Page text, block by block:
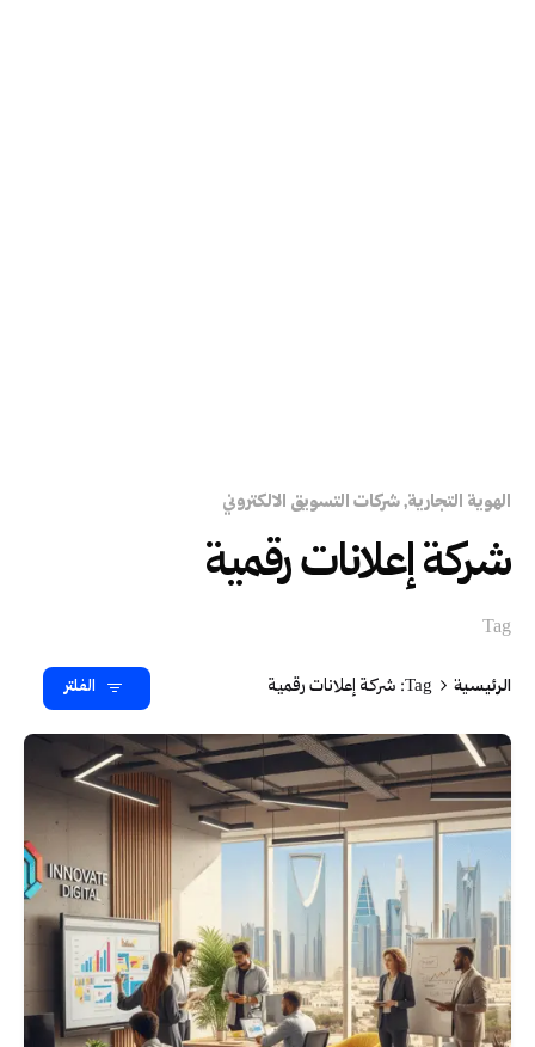
الهوية التجارية شركات التسويق الالكتروني
شركة إعلانات رقمية
Tag
الرئيسية Tag: شركة إعلانات رقمية الفلتر